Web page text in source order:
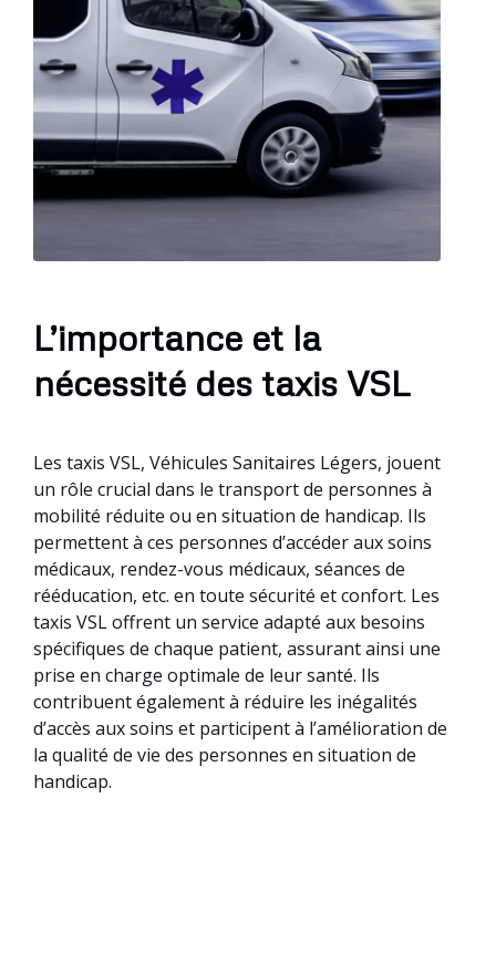
L’importance et la
nécessité des taxis VSL
Les taxis VSL, Véhicules Sanitaires Légers, jouent
un rôle crucial dans le transport de personnes à
mobilité réduite ou en situation de handicap. Ils
permettent à ces personnes d’accéder aux soins
médicaux, rendez-vous médicaux, séances de
rééducation, etc. en toute sécurité et confort. Les
taxis VSL offrent un service adapté aux besoins
spécifiques de chaque patient, assurant ainsi une
prise en charge optimale de leur santé. Ils
contribuent également à réduire les inégalités
d’accès aux soins et participent à l’amélioration de
la qualité de vie des personnes en situation de
handicap.